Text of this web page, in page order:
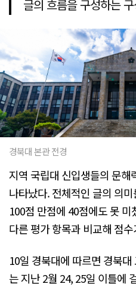
글의 흐름을 구성하는
경북대 본관 전경
지역 국립대 신입생들의 문
나타났다. 전체적인 글의 의
100점 만점에 40점에도 못
다른 평가 항목과 비교해 점
10일 경북대에 따르면 경북
는 지난 2월 24, 25일 이틀에